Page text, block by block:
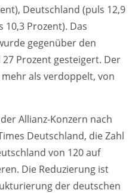
Deutschland (puls 12,9
Prozent). Das
gegenüber den
Prozent gesteigert. Der
als verdoppelt, von
Allianz-Konzern nach
Deutschland, die Zahl
von 120 auf
Die Reduzierung ist
der deutschen